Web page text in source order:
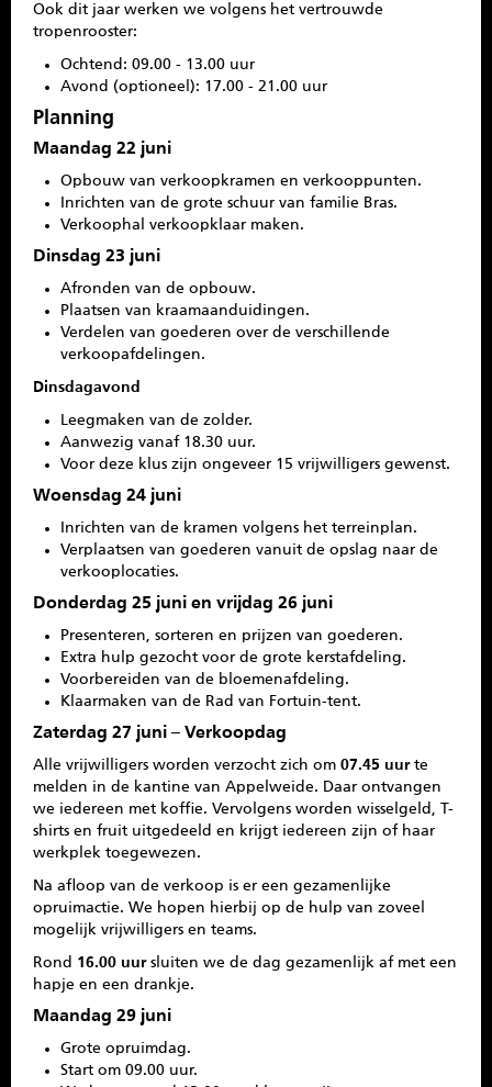
Ook dit jaar werken we volgens het vertrouwde
tropenrooster:
Ochtend: 09.00 - 13.00 uur
Avond (optioneel): 17.00 - 21.00 uur
Planning
Maandag 22 juni
Opbouw van verkoopkramen en verkooppunten.
Inrichten van de grote schuur van familie Bras.
Verkoophal verkoopklaar maken.
Dinsdag 23 juni
Afronden van de opbouw.
Plaatsen van kraamaanduidingen.
Verdelen van goederen over de verschillende
verkoopafdelingen.
Dinsdagavond
Leegmaken van de zolder.
Aanwezig vanaf 18.30 uur.
Voor deze klus zijn ongeveer 15 vrijwilligers gewenst.
Woensdag 24 juni
Inrichten van de kramen volgens het terreinplan.
Verplaatsen van goederen vanuit de opslag naar de
verkooplocaties.
Donderdag 25 juni en vrijdag 26 juni
Presenteren, sorteren en prijzen van goederen.
Extra hulp gezocht voor de grote kerstafdeling.
Voorbereiden van de bloemenafdeling.
Klaarmaken van de Rad van Fortuin-tent.
Zaterdag 27 juni – Verkoopdag
Alle vrijwilligers worden verzocht zich om 07.45 uurte
melden in de kantine van Appelweide. Daar ontvangen
we iedereen met koffie. Vervolgens worden wisselgeld, T-
shirts en fruit uitgedeeld en krijgt iedereen zijn of haar
werkplek toegewezen.
Na afloop van de verkoop is er een gezamenlijke
opruimactie. We hopen hierbij op de hulp van zoveel
mogelijk vrijwilligers en teams.
Rond 16.00 uursluiten we de dag gezamenlijk af met een
hapje en een drankje.
Maandag 29 juni
Grote opruimdag.
Start om 09.00 uur.